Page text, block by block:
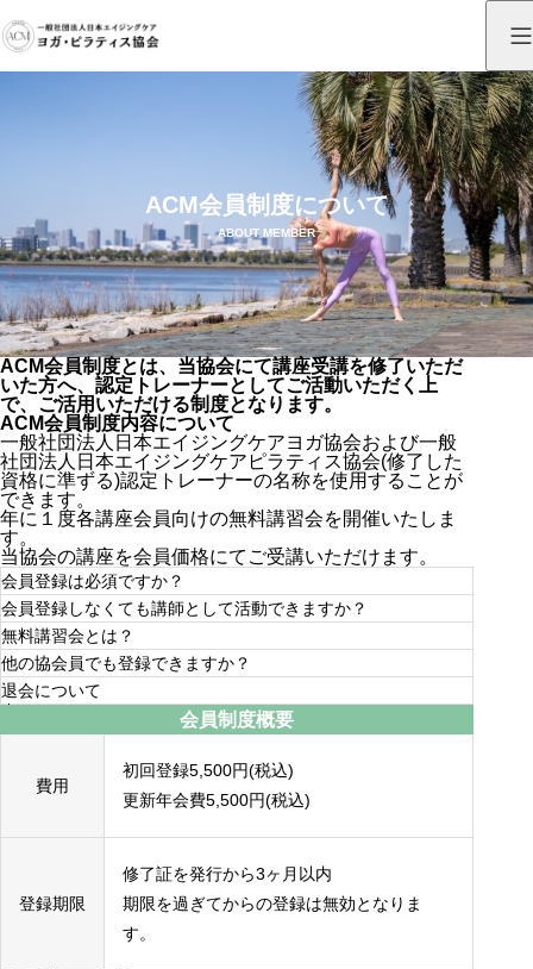
ACM会員制度について
ABOUT MEMBER
ACM会員制度とは、当協会にて講座受講を修了いただ
いた方へ、 認定トレーナーとしてご活動いただく上
で、ご活用いただける制度となります。
ACM会員制度内容について
一般社団法人日本エイジングケアヨガ協会および一般
社団法人日本エイジングケアピラティス協会(修了した
資格に準ずる)認定トレーナーの名称を使用することが
できます。
年に１度各講座会員向けの無料講習会を開催いたしま
す。
当協会の講座を会員価格にてご受講いただけます。
会員登録は必須ですか？
会員登録には任意となります。
会員登録しなくても講師として活動できますか？
認定講師として登録しなくても活動は可能ですが、協会
の名称を使用することは禁止いたします。
無料講習会とは？
例えば、シニアヨガ取得済みの方がフェムボールピラテ
ィス®️の会員向け無料講習会にご参加いただくことも可
他の協会員でも登録できますか？
他の協会員の方もご登録いただけます。
退会について
退会をご希望の場合は当協会公式LINEもしくはメールに
会員制度概要
費用
初回登録5,500円(税込)
更新年会費5,500円(税込)
登録期限
修了証を発行から3ヶ月以内
期限を過ぎてからの登録は無効となりま
す。